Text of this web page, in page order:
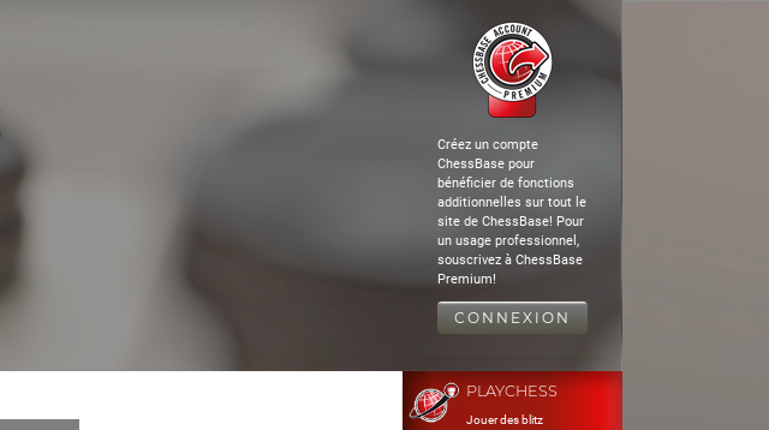
Créez un compte
ChessBase pour
bénéficier de fonctions
additionnelles sur tout le
site de ChessBase! Pour
un usage professionnel,
souscrivez à ChessBase
Premium!
CONNEXION
PLAYCHESS
Jouer des blitz